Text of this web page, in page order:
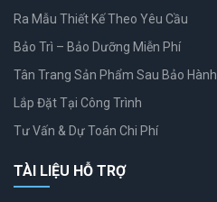
Ra Mẫu Thiết Kế Theo Yêu Cầu
Bảo Trì – Bảo Dưỡng Miễn Phí
Tân Trang Sản Phẩm Sau Bảo Hành
Lắp Đặt Tại Công Trình
Tư Vấn & Dự Toán Chi Phí
TÀI LIỆU HỖ TRỢ